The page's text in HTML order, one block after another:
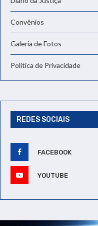
Convênios
Galeria de Fotos
Política de Privacidade
REDES SOCIAIS
FACEBOOK
YOUTUBE